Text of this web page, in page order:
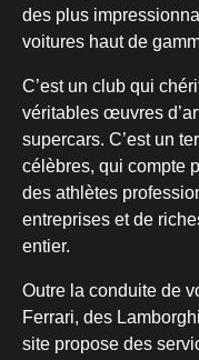
des plus
voitures haut de
C’est un club qui
véritables œuvres
supercars. C’est un
célèbres, qui compte
des athlètes
entreprises et de
entier.
Outre la conduite de
Ferrari, des
site propose des